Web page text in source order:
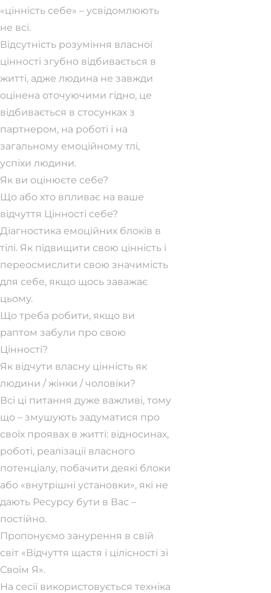
«цінність себе» – усвідомлюють
не всі.
Відсутність розуміння власної
цінності згубно відбивається в
житті, адже людина не завжди
оцінена оточуючими гідно, це
відбивається в стосунках з
партнером, на роботі і на
загальному емоційному тлі,
успіхи людини.
Як ви оцінюєте себе?
Що або хто впливає на ваше
відчуття Цінності себе?
Діагностика емоційних блоків в
тілі. Як підвищити свою цінність і
переосмислити свою значимість
для себе, якщо щось заважає
цьому.
Що треба робити, якщо ви
раптом забули про свою
Цінності?
Як відчути власну цінність як
людини / жінки / чоловіки?
Всі ці питання дуже важливі, тому
що – змушують задуматися про
своїх проявах в житті: відносинах,
роботі, реалізації власного
потенціалу, побачити деякі блоки
або «внутрішні установки», які не
дають Ресурсу бути в Вас –
постійно.
Пропонуємо занурення в свій
світ «Відчуття щастя і цілісності зі
Своїм Я».
На сесії використовується техніка